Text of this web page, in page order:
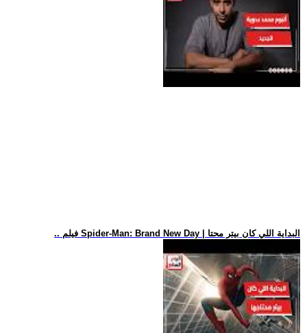
.. فيلم Spider-Man: Brand New Day | البداية اللي كان بيتر محتا